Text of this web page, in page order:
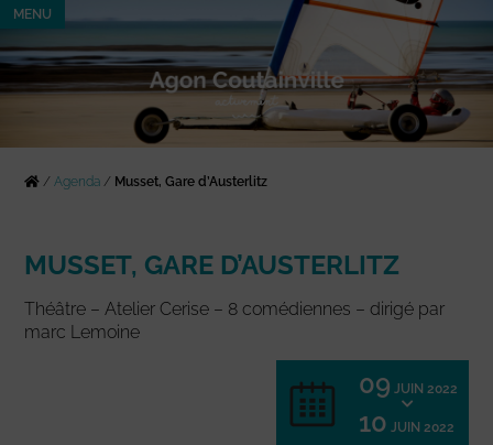
MENU
/Agenda / Musset, Gare d’Austerlitz
MUSSET, GARE D’AUSTERLITZ
Théâtre – Atelier Cerise – 8 comédiennes – dirigé par
marc Lemoine
09 JUIN 2022
10 JUIN 2022